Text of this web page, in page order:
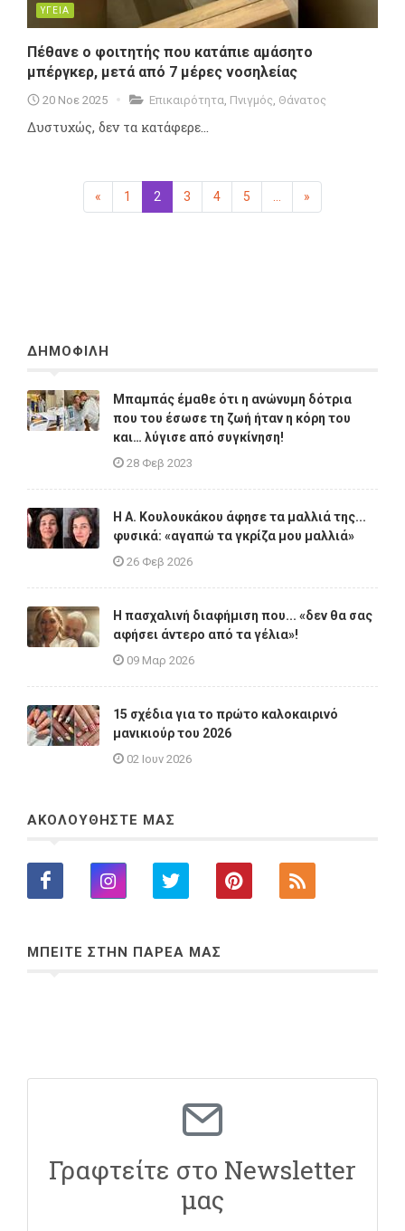
ΥΓΕΙΑ
Πέθανε ο φοιτητής που κατάπιε αμάσητο
μπέργκερ, μετά από 7 μέρες νοσηλείας
20 Νοε 2025 Επικαιρότητα Πνιγμός Θάνατος
Δυστυχώς, δεν τα κατάφερε...
« Προηγούμενη
1 2 (επιλεγμένη)
3 4 5 »
ΔΗΜΟΦΙΛΗ
Μπαμπάς έμαθε ότι η ανώνυμη δότρια
που του έσωσε τη ζωή ήταν η κόρη του
και… λύγισε από συγκίνηση!
28 Φεβ 2023
Η A. Κουλουκάκου άφησε τα μαλλιά της...
φυσικά: «αγαπώ τα γκρίζα μου μαλλιά»
26 Φεβ 2026
Η πασχαλινή διαφήμιση που... «δεν θα σας
αφήσει άντερο από τα γέλια»!
09 Μαρ 2026
15 σχέδια για το πρώτο καλοκαιρινό
μανικιούρ του 2026
02 Ιουν 2026
ΑΚΟΛΟΥΘΗΣΤΕ ΜΑΣ
ΜΠΕΙΤΕ ΣΤΗΝ ΠΑΡΕΑ ΜΑΣ
Γραφτείτε στο Newsletter
μας